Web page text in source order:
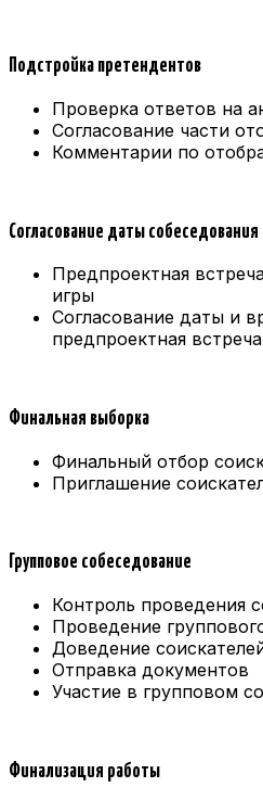
Подстройка претендентов
Проверка ответов на
Согласование части
Комментарии по
Согласование даты собеседования
Предпроектная
игры
Согласование даты и
предпроектная встреча
Финальная выборка
Финальный отбор
Приглашение
Групповое собеседование
Контроль проведения
Проведение
Доведение
Отправка документов
Участие в групповом
Финализация работы